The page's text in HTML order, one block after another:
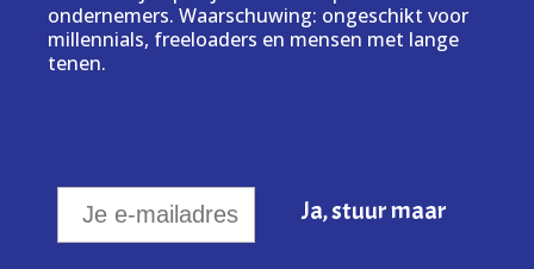
ondernemers. Waarschuwing: ongeschikt voor
millennials, freeloaders en mensen met lange
tenen.